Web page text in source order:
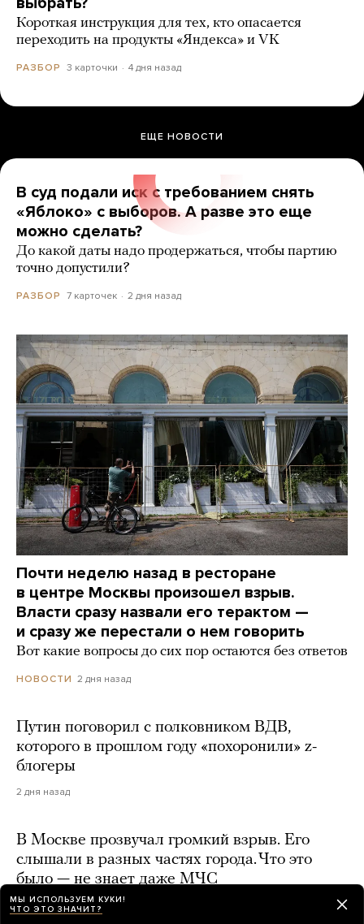
Короткая инструкция для тех, кто опасается
переходить на продукты «Яндекса» и VK
РАЗБОР 3 карточки 4 дня назад
ЕЩЕ НОВОСТИ
В суд подали иск с требованием снять
«Яблоко» с выборов. А разве это еще
можно сделать?
До какой даты надо продержаться, чтобы партию
точно допустили?
РАЗБОР 7 карточек 2 дня назад
Почти неделю назад в ресторане
в центре Москвы произошел взрыв.
Власти сразу назвали его терактом —
и сразу же перестали о нем говорить
Вот какие вопросы до сих пор остаются без ответов
НОВОСТИ 2 дня назад
Путин поговорил с полковником ВДВ,
которого в прошлом году «похоронили» z-
блогеры
2 дня назад
В Москве прозвучал громкий взрыв. Его
слышали в разных частях города. Что это
было — не знает даже МЧС
2 дня назад
МЫ ИСПОЛЬЗУЕМ КУКИ!
ЧТО ЭТО ЗНАЧИТ?